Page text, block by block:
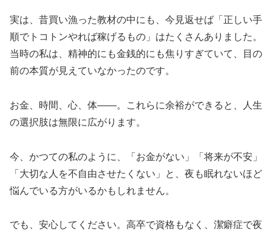
実は、昔買い漁った教材の中にも、今見返せば「正しい手
順でトコトンやれば稼げるもの」はたくさんありました。
当時の私は、精神的にも金銭的にも焦りすぎていて、目の
前の本質が見えていなかったのです。
お金、時間、心、体――。これらに余裕ができると、人生
の選択肢は無限に広がります。
今、かつての私のように、「お金がない」「将来が不安」
「大切な人を不自由させたくない」と、夜も眠れないほど
悩んでいる方がいるかもしれません。
でも、安心してください。高卒で資格もなく、潔癖症で夜